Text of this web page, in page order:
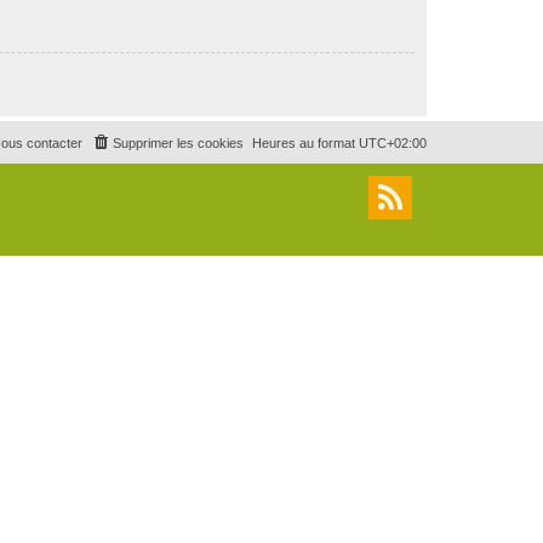
Heures au format UTC+02:00
Supprimer les cookies
contacter